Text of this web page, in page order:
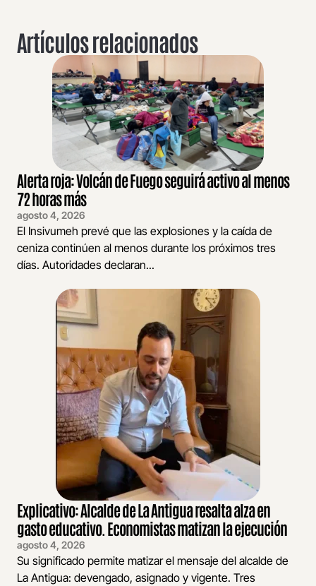
Artículos relacionados
Alerta roja: Volcán de Fuego seguirá activo al menos
72 horas más
agosto 4, 2026
El Insivumeh prevé que las explosiones y la caída de
ceniza continúen al menos durante los próximos tres
días. Autoridades declaran...
Explicativo: Alcalde de La Antigua resalta alza en
gasto educativo. Economistas matizan la ejecución
agosto 4, 2026
Su significado permite matizar el mensaje del alcalde de
La Antigua: devengado, asignado y vigente. Tres